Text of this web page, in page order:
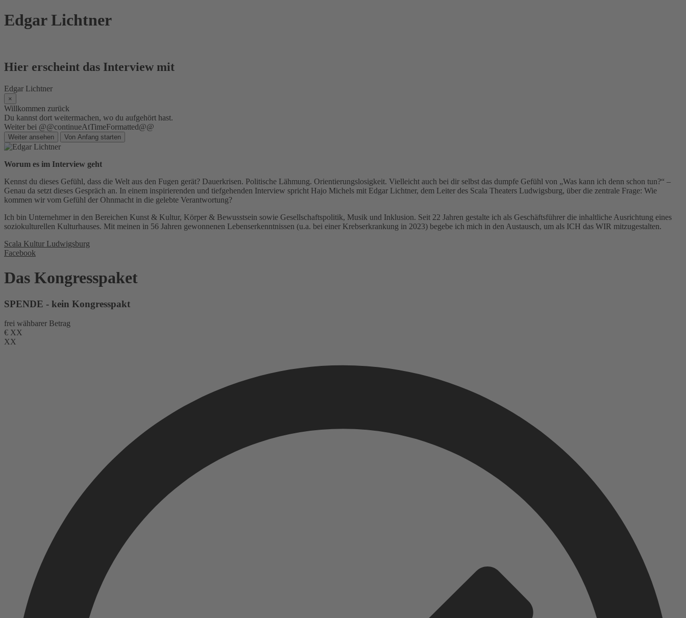
Skip
to
Edgar Lichtner
Hier erscheint das Interview mit
Edgar Lichtner
×
Willkommen zurück
Du kannst dort weitermachen, wo du aufgehört hast.
Weiter bei @@continueAtTimeFormatted@@
Weiter ansehen Von Anfang starten
Worum es im Interview geht
Kennst du dieses Gefühl, dass die Welt aus den Fugen gerät? Dauerkrisen. Politische Lähmung. Orientierungslosigkeit. Vielleicht auch bei dir selbst das dumpfe Gefühl von „Was kann ich denn schon tun?“ –
Genau da setzt dieses Gespräch an. In einem inspirierenden und tiefgehenden Interview spricht Hajo Michels mit Edgar Lichtner, dem Leiter des Scala Theaters Ludwigsburg, über die zentrale Frage: Wie
kommen wir vom Gefühl der Ohnmacht in die gelebte Verantwortung?
Ich bin Unternehmer in den Bereichen Kunst & Kultur, Körper & Bewusstsein sowie Gesellschaftspolitik, Musik und Inklusion. Seit 22 Jahren gestalte ich als Geschäftsführer die inhaltliche Ausrichtung eines
soziokulturellen Kulturhauses. Mit meinen in 56 Jahren gewonnenen Lebenserkenntnissen (u.a. bei einer Krebserkrankung in 2023) begebe ich mich in den Austausch, um als ICH das WIR mitzugestalten.
Scala Kultur Ludwigsburg
Facebook
Das Kongresspaket
SPENDE - kein Kongresspakt
frei wähbarer Betrag
€ XX
XX